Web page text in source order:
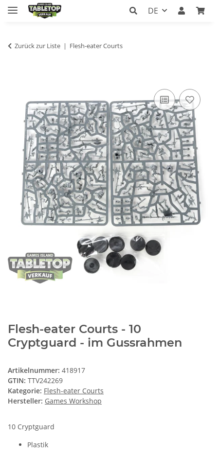
DE
Zurück zur Liste Flesh-eater Courts
Flesh-eater Courts - 10
Cryptguard - im Gussrahmen
Artikelnummer: 418917
GTIN: TTV242269
Kategorie: Flesh-eater Courts
Hersteller: Games Workshop
10 Cryptguard
Plastik